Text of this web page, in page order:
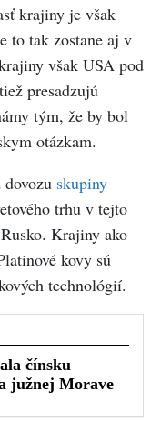
krajiny je však
to tak zostane aj v
však USA pod
presadzujú
tým, že by bol
otázkam.
skupiny
trhu v tejto
Krajiny ako
kovy sú
technológií.